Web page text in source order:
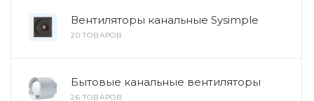
Вентиляторы канальные Sysimple
20 ТОВАРОВ
Бытовые канальные вентиляторы
26 ТОВАРОВ